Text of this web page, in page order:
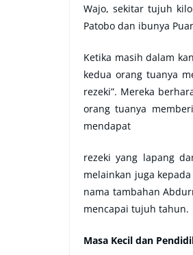
Wajo, sekitar tujuh
Patobo dan ibunya
Ketika masih dalam
kedua orang tuanya
rezeki”. Mereka
orang tuanya
mendapat
rezeki yang lapang
melainkan juga
nama tambahan
mencapai tujuh tahun.
Masa Kecil dan